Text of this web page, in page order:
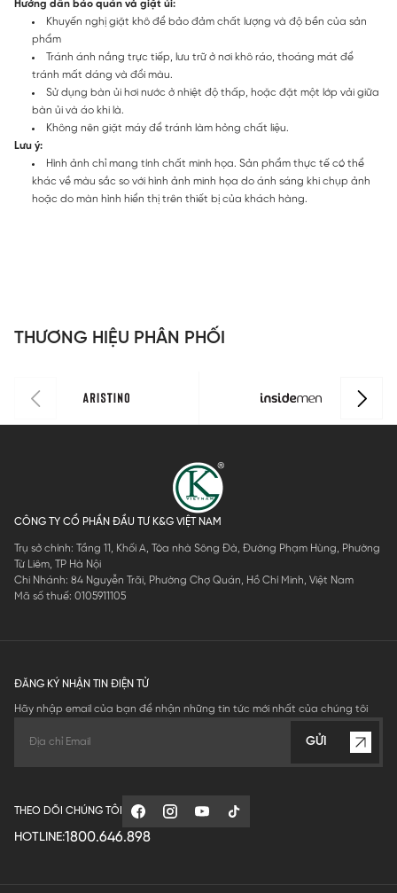
Hướng dẫn bảo quản và giặt ủi:
Khuyến nghị giặt khô để bảo đảm chất lượng và độ bền của sản
phẩm
Tránh ánh nắng trực tiếp, lưu trữ ở nơi khô ráo, thoáng mát để
tránh mất dáng và đổi màu.
Sử dụng bàn ủi hơi nước ở nhiệt độ thấp, hoặc đặt một lớp vải giữa
bàn ủi và áo khi là.
Không nên giặt máy để tránh làm hỏng chất liệu.
Lưu ý:
Hình ảnh chỉ mang tính chất minh họa. Sản phẩm thực tế có thể
khác về màu sắc so với hình ảnh minh họa do ánh sáng khi chụp ảnh
hoặc do màn hình hiển thị trên thiết bị của khách hàng.
THƯƠNG HIỆU PHÂN PHỐI
CÔNG TY CỔ PHẦN ĐẦU TƯ K&G VIỆT NAM
Trụ sở chính: Tầng 11, Khối A, Tòa nhà Sông Đà, Đường Phạm Hùng, Phường
Từ Liêm, TP Hà Nội
Chi Nhánh: 84 Nguyễn Trãi, Phường Chợ Quán, Hồ Chí Minh, Việt Nam
Mã số thuế: 0105911105
ĐĂNG KÝ NHẬN TIN ĐIỆN TỬ
Hãy nhập email của bạn để nhận những tin tức mới nhất của chúng tôi
GỬI
THEO DÕI CHÚNG TÔI
HOTLINE:1800.646.898